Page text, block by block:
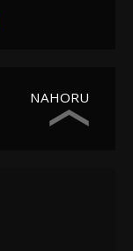
NAHORU